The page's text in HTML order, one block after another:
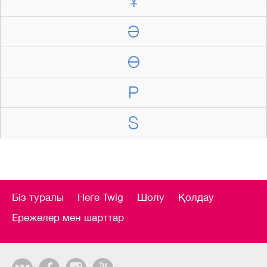
Ә
Ө
P
S
Біз туралы Неге Twig Шолу
Қолдау
Ережелер мен шарттар